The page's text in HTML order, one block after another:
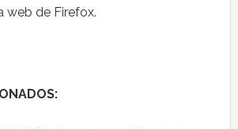
web de Firefox.